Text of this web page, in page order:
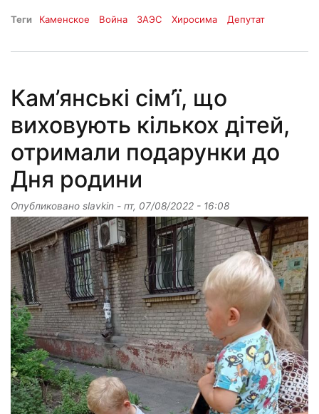
Теги Каменское Война ЗАЭС Хиросима Депутат
Кам’янські сім’ї, що
виховують кількох дітей,
отримали подарунки до
Дня родини
Опубликовано slavkin - пт, 07/08/2022 - 16:08